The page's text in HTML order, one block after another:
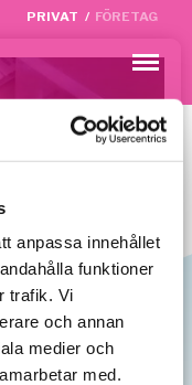
anpassa innehållet
funktioner
trafik. Vi
och annan
medier och
med.
Meny
PRIVAT / FÖRETAG